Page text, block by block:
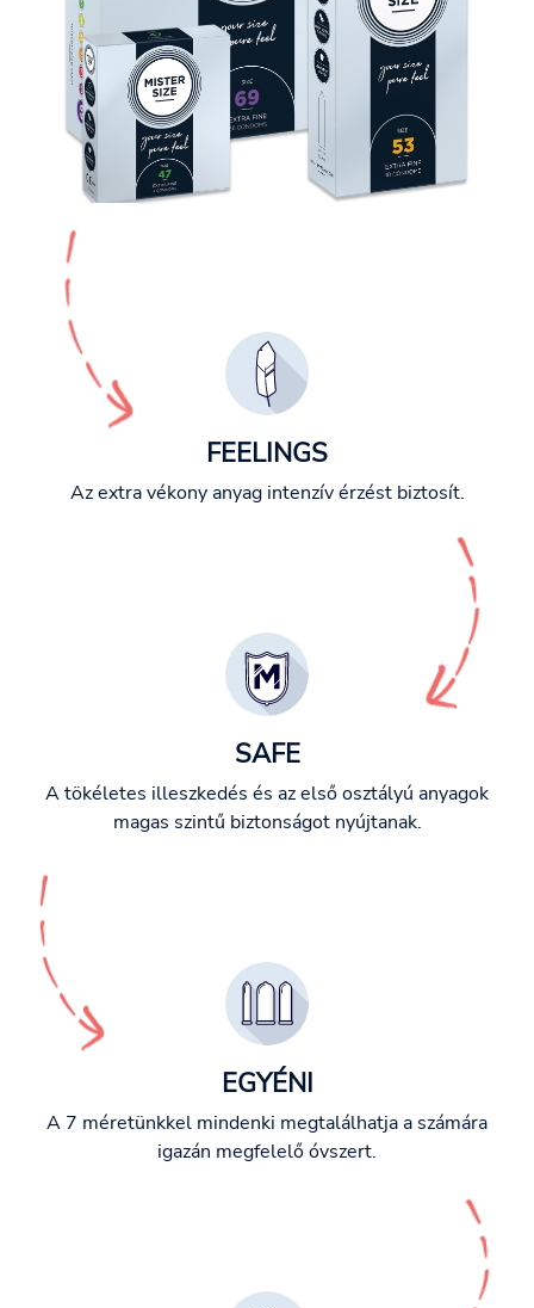
FEELINGS
Az extra vékony anyag intenzív érzést biztosít.
SAFE
A tökéletes illeszkedés és az első osztályú anyagok
magas szintű biztonságot nyújtanak.
EGYÉNI
A 7 méretünkkel mindenki megtalálhatja a számára
igazán megfelelő óvszert.